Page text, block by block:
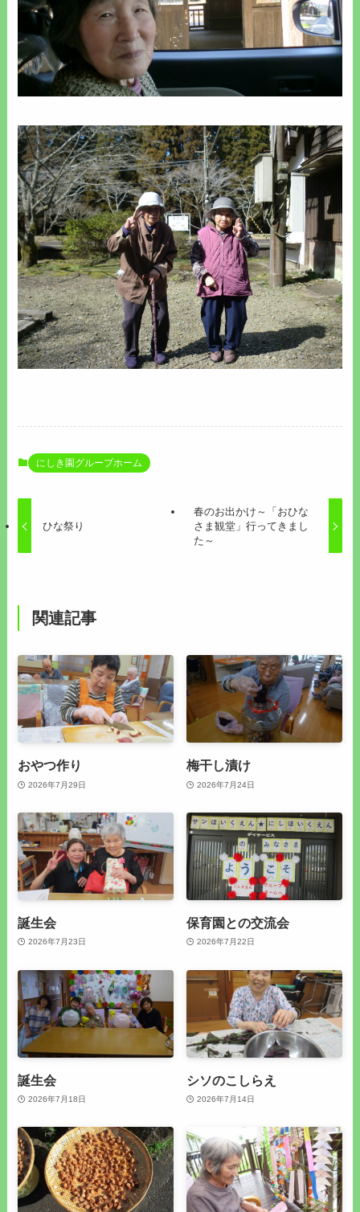
にしき園グループホーム
ひな祭り
春のお出かけ～「おひな
さま観堂」行ってきまし
た～
関連記事
おやつ作り
2026年7月29日
梅干し漬け
2026年7月24日
誕生会
2026年7月23日
保育園との交流会
2026年7月22日
誕生会
2026年7月18日
シソのこしらえ
2026年7月14日